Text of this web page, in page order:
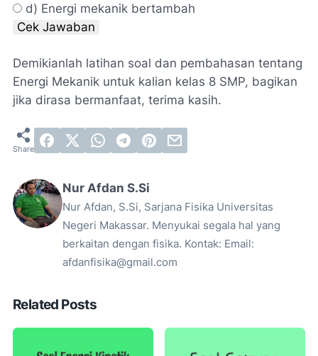
d) Energi mekanik bertambah
Cek Jawaban
Demikianlah latihan soal dan pembahasan tentang
Energi Mekanik untuk kalian kelas 8 SMP, bagikan
jika dirasa bermanfaat, terima kasih.
Nur Afdan S.Si
Nur Afdan, S.Si, Sarjana Fisika Universitas
Negeri Makassar. Menyukai segala hal yang
berkaitan dengan fisika. Kontak: Email:
afdanfisika@gmail.com
Related Posts